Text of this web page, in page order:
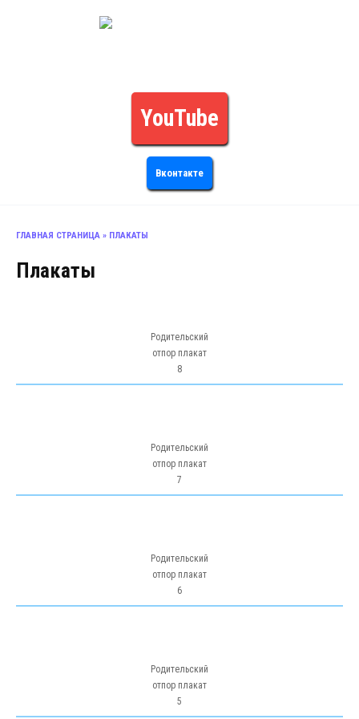
YouTube
Вконтакте
ГЛАВНАЯ СТРАНИЦА » ПЛАКАТЫ
Плакаты
Родительский
отпор плакат
8
Родительский
отпор плакат
7
Родительский
отпор плакат
6
Родительский
отпор плакат
5